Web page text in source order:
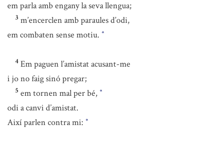
em parla amb engany la seva llengua;
3 m’encerclen amb paraules d’odi,
em combaten sense motiu. *
4 Em paguen l’amistat acusant-me
i jo no faig sinó pregar;
5 em tornen mal per bé, *
odi a canvi d’amistat.
Així parlen contra mi: *